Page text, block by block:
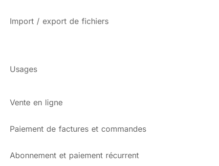
Import / export de fichiers
Usages
Vente en ligne
Paiement de factures et commandes
Abonnement et paiement récurrent